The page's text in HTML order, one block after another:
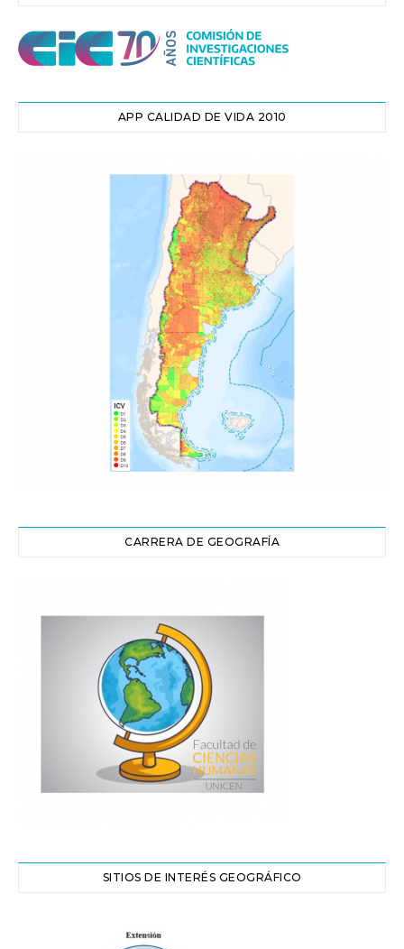
APP CALIDAD DE VIDA 2010
CARRERA DE GEOGRAFÍA
SITIOS DE INTERÉS GEOGRÁFICO